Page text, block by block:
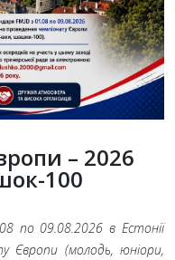
– 2026
100
по 09.08.2026 в Естонії
Європи (молодь, юніори,